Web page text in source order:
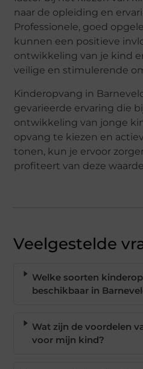
naar de opleiding en
Professionele, goed
kunnen een positieve
ontwikkeling van je kind
veilige en stimulerende
Kinderopvang in
gevarieerde ervaring die
ontwikkeling van jonge
opvang te kiezen en
tonen, kun je ervoor
profiteert van deze
Veelgestelde
Welke soorten
beschikbaar in
Wat zijn de voordelen
voor mijn kind?